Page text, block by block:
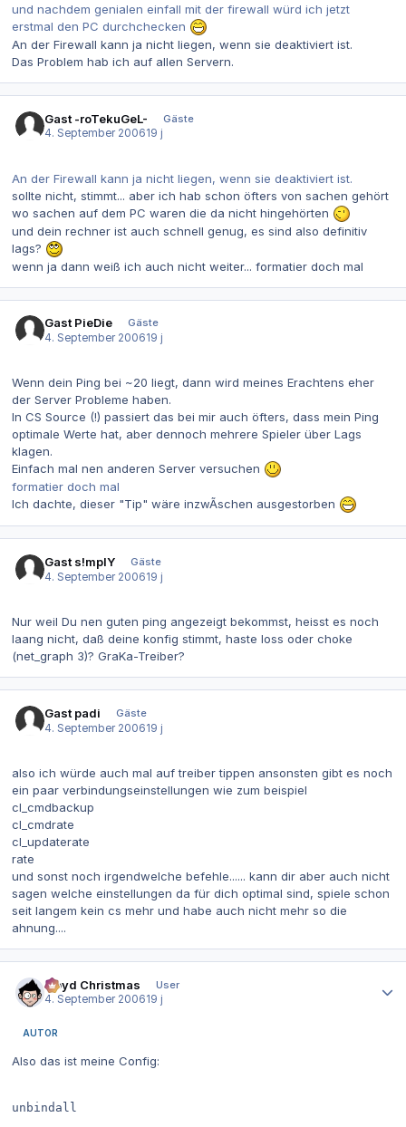
und nachdem genialen einfall mit der firewall würd ich jetzt
erstmal den PC durchchecken
An der Firewall kann ja nicht liegen, wenn sie deaktiviert ist.
Das Problem hab ich auf allen Servern.
Gast -roTekuGeL-
Gäste
4. September 200619 j
An der Firewall kann ja nicht liegen, wenn sie deaktiviert ist.
sollte nicht, stimmt... aber ich hab schon öfters von sachen gehört
wo sachen auf dem PC waren die da nicht hingehörten
und dein rechner ist auch schnell genug, es sind also definitiv
lags?
wenn ja dann weiß ich auch nicht weiter... formatier doch mal
Gast PieDie
Gäste
4. September 200619 j
Wenn dein Ping bei ~20 liegt, dann wird meines Erachtens eher
der Server Probleme haben.
In CS Source (!) passiert das bei mir auch öfters, dass mein Ping
optimale Werte hat, aber dennoch mehrere Spieler über Lags
klagen.
Einfach mal nen anderen Server versuchen
formatier doch mal
Ich dachte, dieser "Tip" wäre inzwÃ­schen ausgestorben
Gast s!mplY
Gäste
4. September 200619 j
Nur weil Du nen guten ping angezeigt bekommst, heisst es noch
laang nicht, daß deine konfig stimmt, haste loss oder choke
(net_graph 3)? GraKa-Treiber?
Gast padi
Gäste
4. September 200619 j
also ich würde auch mal auf treiber tippen ansonsten gibt es noch
ein paar verbindungseinstellungen wie zum beispiel
cl_cmdbackup
cl_cmdrate
cl_updaterate
rate
und sonst noch irgendwelche befehle...... kann dir aber auch nicht
sagen welche einstellungen da für dich optimal sind, spiele schon
seit langem kein cs mehr und habe auch nicht mehr so die
ahnung....
Lloyd Christmas
User
4. September 200619 j
AUTOR
Also das ist meine Config:
unbindall